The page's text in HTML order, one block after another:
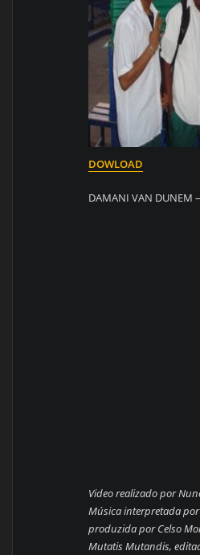
DOWLOAD
DAMANI VAN DUNEM
Video realizado por
Música interpretada
produzida por Celso
Mutatis Mutandis,